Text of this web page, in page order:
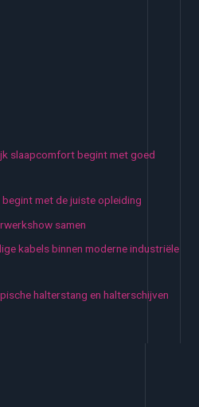
slaapcomfort begint met goed
met de juiste opleiding
samen
kabels binnen moderne industriële
halterstang en halterschijven